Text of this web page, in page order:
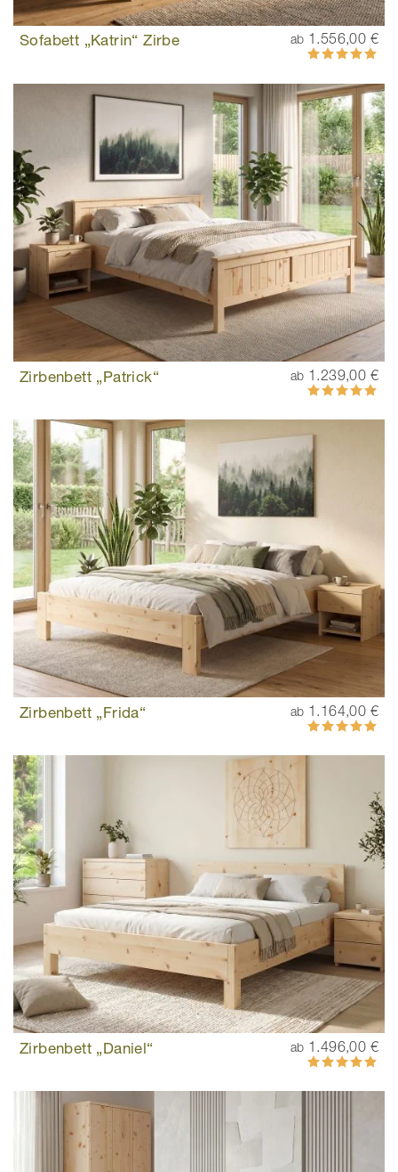
Sofabett „Katrin“ Zirbe ab 1.556,00 €
Bewertung:
100%
Zirbenbett „Patrick“ ab 1.239,00 €
Bewertung:
100%
Zirbenbett „Frida“ ab 1.164,00 €
Bewertung:
100%
Zirbenbett „Daniel“ ab 1.496,00 €
Bewertung:
100%